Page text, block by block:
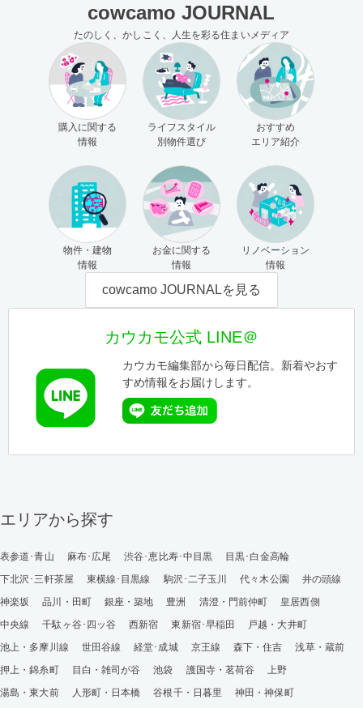
cowcamo JOURNAL
たのしく、かしこく、人生を彩る住まいメディア
購入に関する
情報
ライフスタイル
別物件選び
おすすめ
エリア紹介
物件・建物
情報
お金に関する
情報
リノベーション
情報
cowcamo JOURNALを見る
カウカモ公式 LINE＠
カウカモ編集部から毎日配信。新着やおす
すめ情報をお届けします。
エリアから探す
表参道･青山 麻布･広尾 渋谷･恵比寿･中目黒
目黒･白金高輪
下北沢･三軒茶屋
東横線･目黒線 駒沢･二子玉川 代々木公園
井の頭線
神楽坂
品川・田町 銀座・築地 豊洲 清澄・門前仲町
皇居西側
中央線
千駄ヶ谷･四ッ谷 西新宿 東新宿･早稲田
戸越・大井町
池上・多摩川線
世田谷線 経堂･成城 京王線 森下・住吉
浅草・蔵前
押上・錦糸町
目白・雑司が谷 池袋 護国寺・茗荷谷
上野
湯島・東大前
人形町・日本橋 谷根千・日暮里
神田・神保町